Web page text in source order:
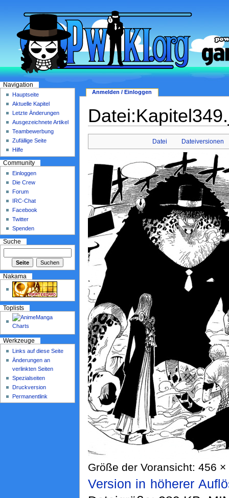
Datei Dateiversionen
Größe der Voransicht: 456
Version in höherer
Anmelden / Einloggen
Navigation
Hauptseite
Aktuelle Kapitel
Letzte Änderungen
Ausgezeichnete Artikel
Teambewerbung
Zufällige Seite
Hilfe
Community
Einloggen
Die Crew
Forum
IRC-Chat
Facebook
Twitter
Spenden
Suche
Nakama
Toplists
Werkzeuge
Links auf diese Seite
Änderungen an
verlinkten Seiten
Spezialseiten
Druckversion
Permanentlink